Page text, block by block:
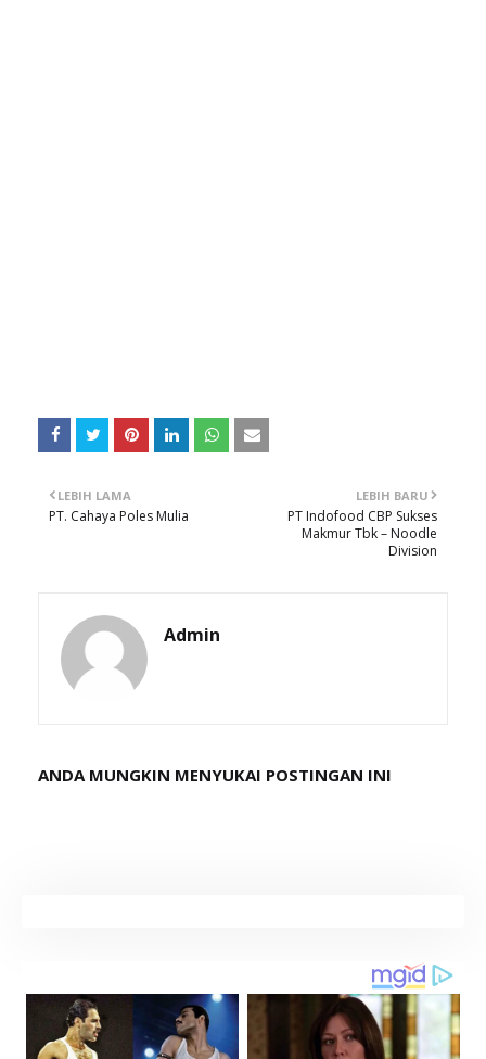
LEBIH BARU
PT Indofood CBP Sukses
Makmur Tbk – Noodle
Division
LEBIH LAMA
PT. Cahaya Poles Mulia
Admin
ANDA MUNGKIN MENYUKAI POSTINGAN INI